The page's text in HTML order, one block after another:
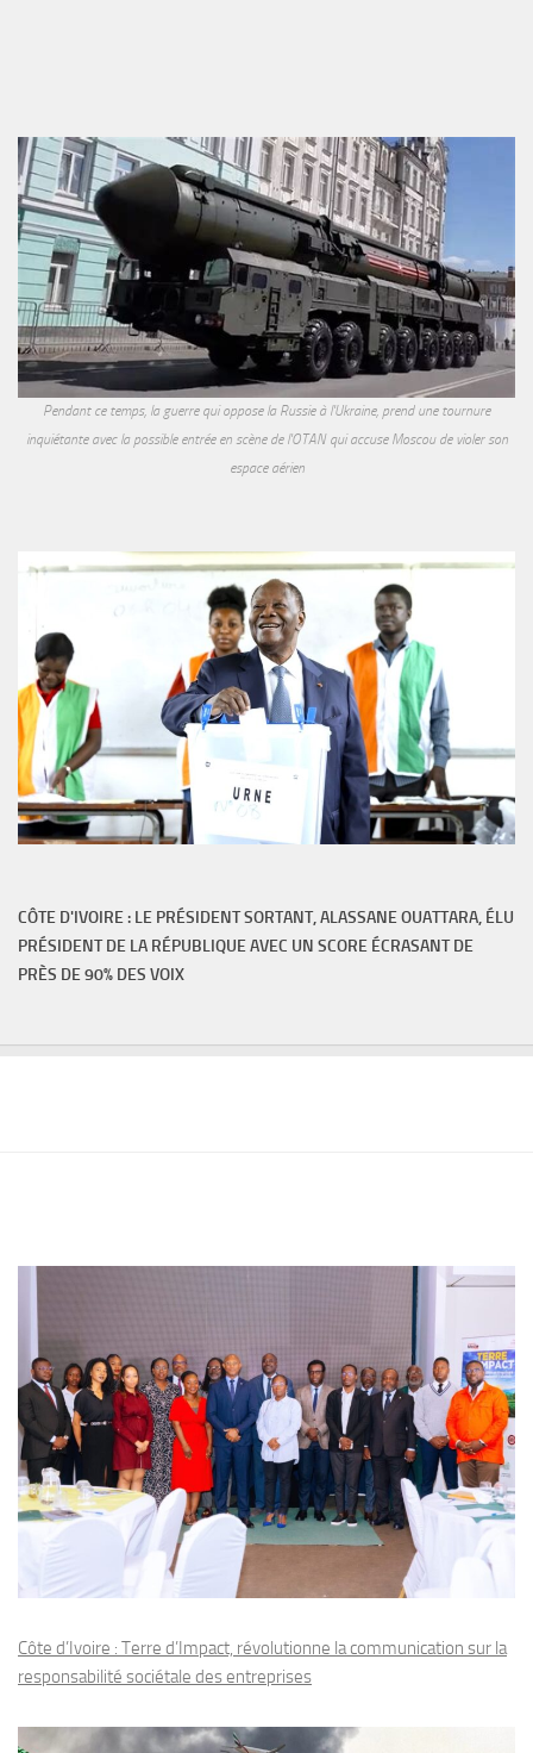
Pendant ce temps, la guerre qui oppose la Russie à l'Ukraine, prend une tournure
inquiétante avec la possible entrée en scène de l'OTAN qui accuse Moscou de violer son
espace aérien
CÔTE D'IVOIRE : LE PRÉSIDENT SORTANT, ALASSANE OUATTARA, ÉLU
PRÉSIDENT DE LA RÉPUBLIQUE AVEC UN SCORE ÉCRASANT DE
PRÈS DE 90% DES VOIX
Côte d’Ivoire : Terre d’Impact, révolutionne la communication sur la
responsabilité sociétale des entreprises